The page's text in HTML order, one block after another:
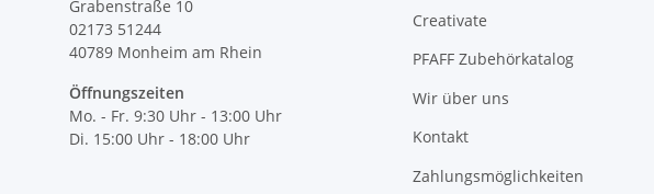
Grabenstraße 10
02173 51244
40789 Monheim am Rhein
Öffnungszeiten
Mo. - Fr. 9:30 Uhr - 13:00 Uhr
Di. 15:00 Uhr - 18:00 Uhr
Creativate
PFAFF Zubehörkatalog
Wir über uns
Kontakt
Zahlungsmöglichkeiten